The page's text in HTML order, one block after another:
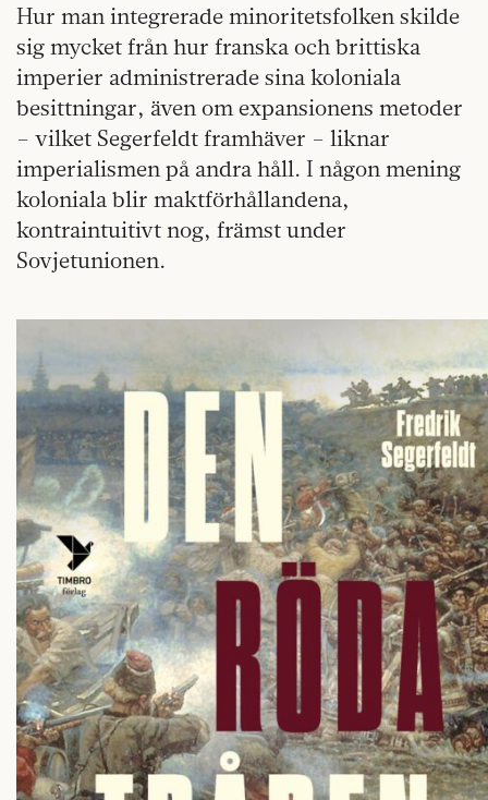
Hur man integrerade minoritetsfolken skilde
sig mycket från hur franska och brittiska
imperier administrerade sina koloniala
besittningar, även om expansionens metoder
– vilket Segerfeldt framhäver – liknar
imperialismen på andra håll. I någon mening
koloniala blir maktförhållandena,
kontraintuitivt nog, främst under
Sovjetunionen.